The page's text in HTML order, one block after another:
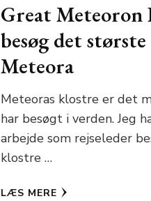
Great
besøg det
Meteora
Meteoras klostre er det
har besøgt i verden. Jeg
arbejde som rejseleder
klostre …
LÆS MERE